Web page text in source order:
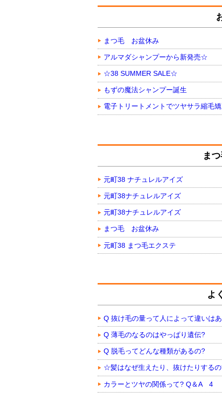
まつ毛 お盆休み
アルマダシャンプーから新発売☆
☆38 SUMMER SALE☆
もずの魔法シャンプー誕生
電子トリートメントでツヤサラ縮毛
ま
元町38 ナチュレルアイズ
元町38ナチュレルアイズ
元町38ナチュレルアイズ
まつ毛 お盆休み
元町38 まつ毛エクステ
よ
Q 抜け毛の量って人によって違いは
Q 薄毛のなるのはやっぱり遺伝?
Q 脱毛ってどんな種類があるの?
☆髪はなぜ生えたり、抜けたりする
カラーとツヤの関係って? Q＆A 4